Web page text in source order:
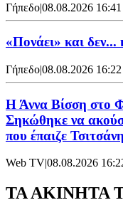
Γήπεδο|08.08.2026 16:41
«Πονάει» και δεν...
Γήπεδο|08.08.2026 16:22
Η Άννα Βίσση στο
Σηκώθηκε να
που έπαιζε
Web TV|08.08.2026
ΤΑ ΑΚΙΝΗΤΑ